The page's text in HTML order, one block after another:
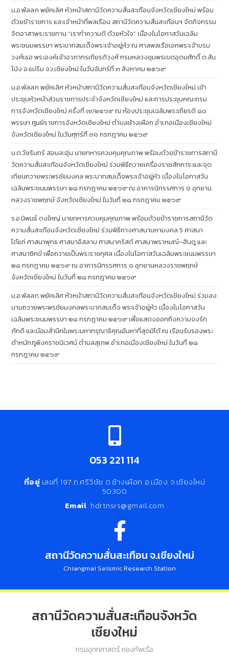
น.อ.พัลลภ พยัคเลิศ หัวหน้าสถานีวัดความสั่นสะเทือนจังหวัดเชียงใหม่ พร้อม
ด้วยข้าราชการ และเจ้าหน้าที่พลเรือน สถานีวัดความสั่นสะเทือนฯ จัดกิจกรรม
จิตอาสาพระราชทาน “เราทำความดี ด้วยหัวใจ” เนื่องในโอกาสวันเฉลิม
พระชนมพรรษา พระบาทสมเด็จพระเจ้าอยู่หัว ณ ศาลพลเรือเอกพระเจ้าบรม
วงศ์เธอ พระองค์เจ้าอาภากรเกียรติวงศ์ กรมหลวงชุมพรเขตอุดมศักดิ์ ต.สัน
โป่ง อ.แม่ริม จว.เชียงใหม่ ในวันจันทร์ที่ ๓ สิงหาคม ๒๕๖๙
น.อ.พัลลภ พยัคเลิศ หัวหน้าสถานีวัดความสั่นสะเทือนจังหวัดเชียงใหม่ เข้า
ประชุมหัวหน้าส่วนราชการประจำจังหวัดเชียงใหม่ และการประชุมคณะกรม
การจังหวัดเชียงใหม่ ครั้งที่ ๗/๒๕๖๙ ณ ห้องประชุมเฉลิมพระเกียรติ ๘๐
พรรษา ศูนย์ราชการจังหวัดเชียงใหม่ ตำบลช้างเผือก อำเภอเมืองเชียงใหม่
จังหวัดเชียงใหม่ ในวันศุกร์ที่ ๓๑ กรกฎาคม ๒๕๖๙
น.ต.วัชรินทร์ สอนละอุ่น นายทหารควบคุมคุณภาพ พร้อมด้วยข้าราชการสถานี
วัดความสั่นสะเทือนจังหวัดเชียงใหม่ ร่วมพิธีถวายเครื่องราชสักการะและจุด
เทียนถวายพระพรชัยมงคล พระบาทสมเด็จพระเจ้าอยู่หัว เนื่องในโอกาสวัน
เฉลิมพระชนมพรรษา ๒๘ กรกฎาคม ๒๕๖๙ ณ อาคารนิทรรศการ ๑ อุทยาน
หลวงราชพฤกษ์ จังหวัดเชียงใหม่ ในวันที่ ๒๘ กรกฎาคม ๒๕๖๙
ร.อ.นิพนธ์ ดงใหญ่ นายทหารควบคุมคุณภาพ พร้อมด้วยข้าราชการสถานีวัด
ความสั่นสะเทือนจังหวัดเชียงใหม่ ร่วมพิธีทางศาสนามหามงคล 5 ศาสนา
ได้แก่ ศาสนาพุทธ ศาสนาอิสลาม ศาสนาคริสต์ ศาสนาพราหมณ์–ฮินดู และ
ศาสนาซิกข์ เพื่อถวายเป็นพระราชกุศล เนื่องในโอกาสวันเฉลิมพระชนมพรรษา
๒๘ กรกฎาคม ๒๕๖๙ ณ อาคารนิทรรศการ ๑ อุทยานหลวงราชพฤกษ์
จังหวัดเชียงใหม่ ในวันที่ ๒๘ กรกฎาคม ๒๕๖๙
น.อ.พัลลภ พยัคเลิศ หัวหน้าสถานีวัดความสั่นสะเทือนจังหวัดเชียงใหม่ ร่วมลง
นามถวายพระพรชัยมงคลพระบาทสมเด็จ พระเจ้าอยู่หัว เนื่องในโอกาสวัน
เฉลิมพระชนมพรรษา ๒๘ กรกฎาคม ๒๕๖๙ เพื่อแสดงออกถึงความจงรัก
ภักดี และน้อมสำนึกในพระมหากรุณาธิคุณอันหาที่สุดมิได้ ณ เรือนรับรองพระ
ตำหนักภูพิงคราชนิเวศน์ ตำบลสุเทพ อำเภอเมืองเชียงใหม่ ในวันที่ ๒๘
กรกฎาคม ๒๕๖๙
053 221 114
ที่อยู่ เลขที่ 197 ถ.ศรีวิชัย ต.ช้างเผือก อ.เมือง จ.เชียงใหม่
50300
Email hdrtnsrs@gmail.com
สถานีวัดความสั่นสะเทือน จ.เชียงใหม่
Chiangmai Seismic Research Station
สถานีวัดความสั่นสะเทือนจังหวัด
เชียงใหม่
กรมอุทกศาสตร์ กองทัพเรือ